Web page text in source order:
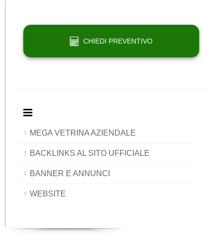
CHIEDI PREVENTIVO
MEGA VETRINA AZIENDALE
BACKLINKS AL SITO UFFICIALE
BANNER E ANNUNCI
WEBSITE